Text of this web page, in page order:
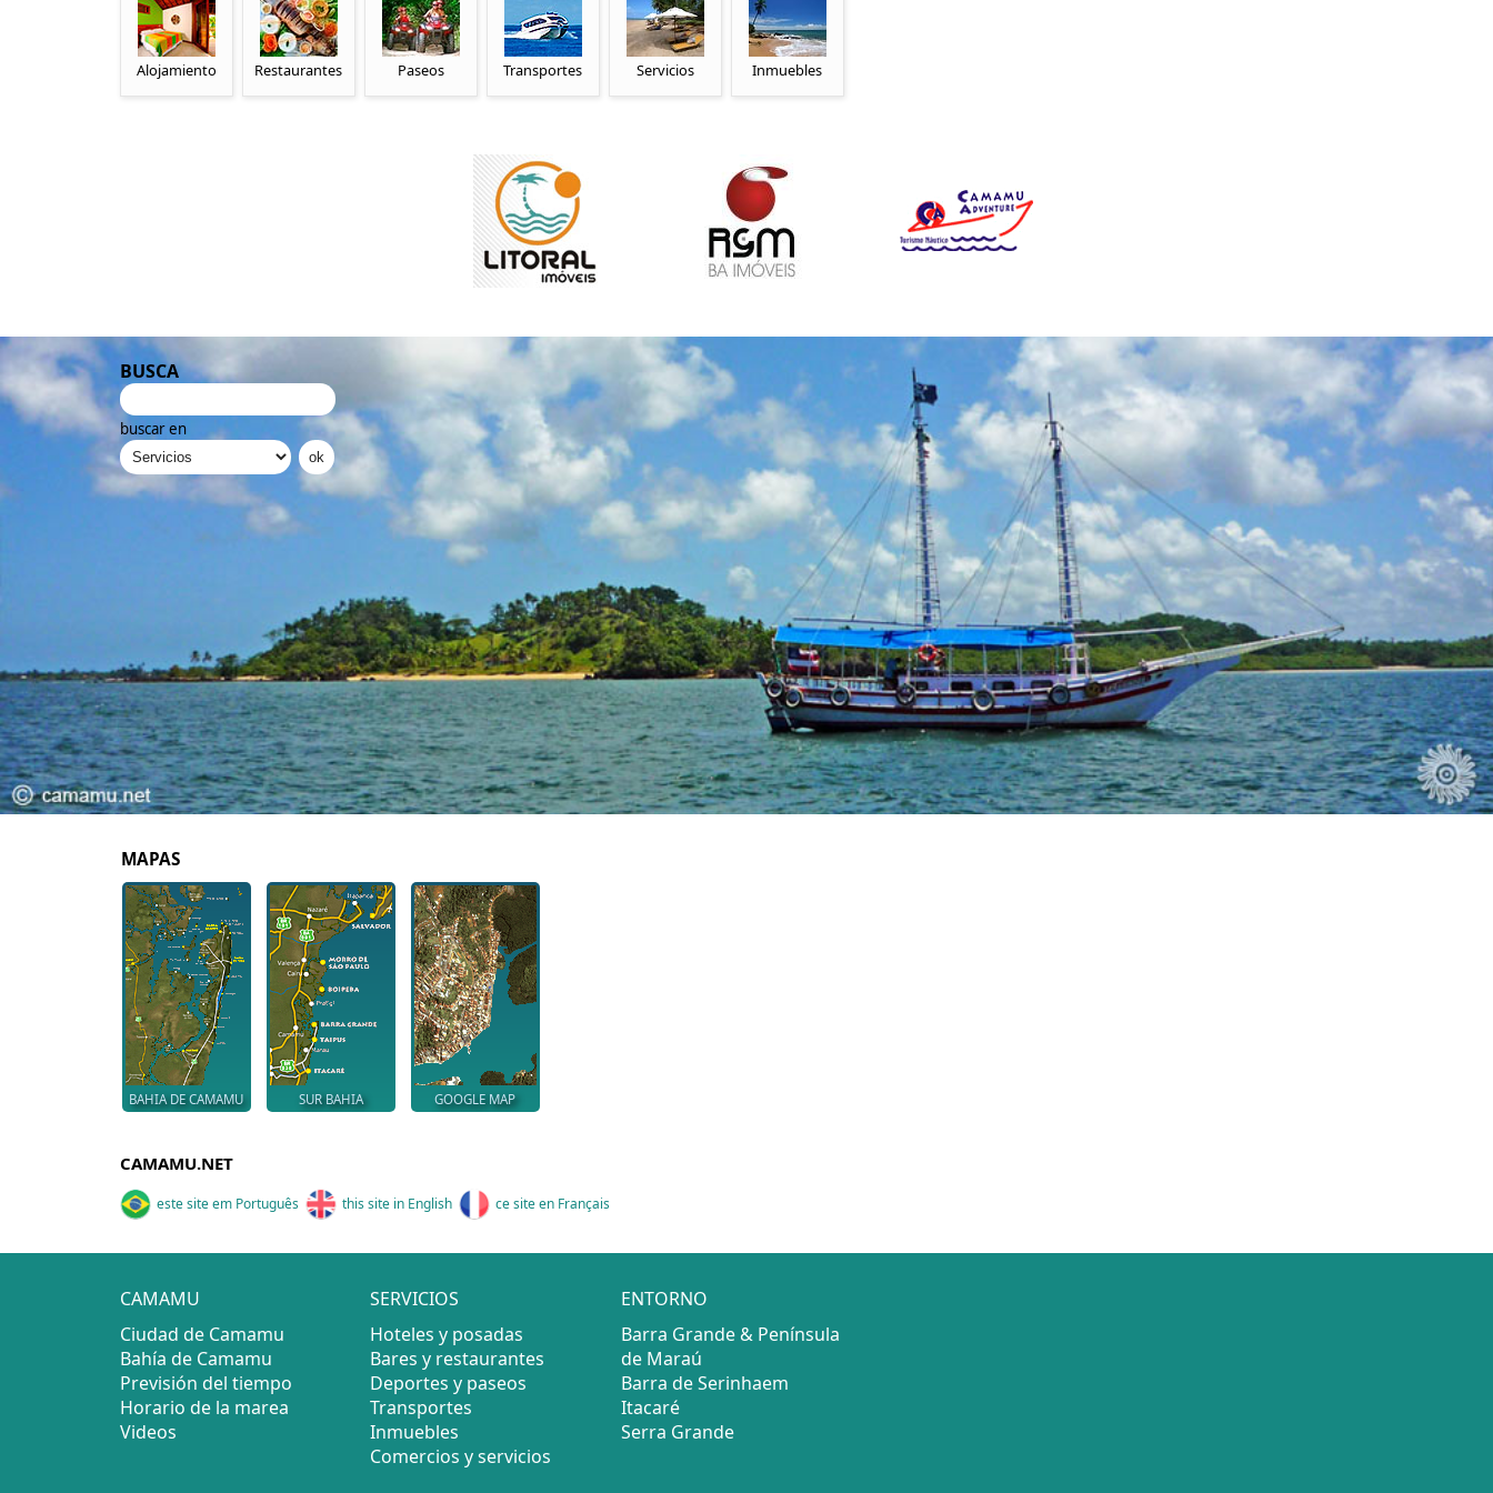
Alojamiento Restaurantes Paseos Transportes Servicios Inmuebles
BUSCA
buscar en
MAPAS
BAHIA DE CAMAMU SUR BAHIA GOOGLE MAP
CAMAMU.NET
este site em Português this site in English ce site en Français
CAMAMU
Ciudad de Camamu
Bahía de Camamu
Previsión del tiempo
Horario de la marea
Videos
SERVICIOS
Hoteles y posadas
Bares y restaurantes
Deportes y paseos
Transportes
Inmuebles
Comercios y servicios
ENTORNO
Barra Grande & Península
de Maraú
Barra de Serinhaem
Itacaré
Serra Grande